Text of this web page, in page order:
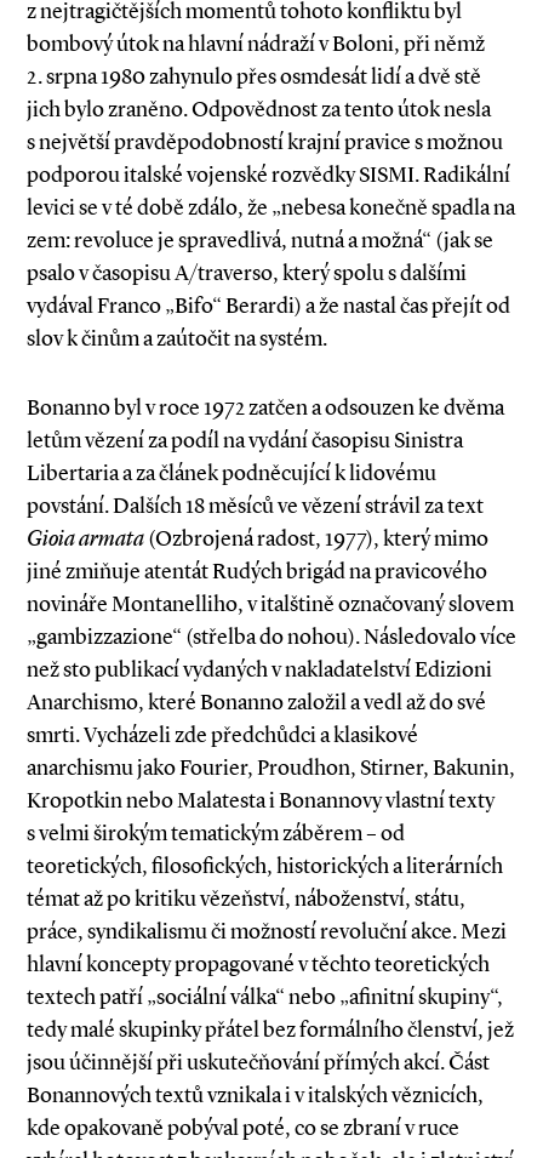
z nejtragičtějších momentů tohoto konfliktu byl
bombový útok na hlavní nádraží v Boloni, při němž
2. srpna 1980 zahynulo přes osmdesát lidí a dvě stě
jich bylo zraněno. Odpovědnost za tento útok nesla
s největší pravděpodobností krajní pravice s možnou
podporou italské vojenské rozvědky SISMI. Radikální
levici se v té době zdálo, že „nebesa konečně spadla na
zem: revoluce je spravedlivá, nutná a možná“ (jak se
psalo v časopisu A/traverso, který spolu s dalšími
vydával Franco „Bifo“ Berardi) a že nastal čas přejít od
slov k činům a zaútočit na systém.
Bonanno byl v roce 1972 zatčen a odsouzen ke dvěma
letům vězení za podíl na vydání časopisu Sinistra
Libertaria a za článek podněcující k lidovému
povstání. Dalších 18 měsíců ve vězení strávil za text
Gioia armata(Ozbrojená radost, 1977), který mimo
jiné zmiňuje atentát Rudých brigád na pravicového
novináře Montanelliho, v italštině označovaný slovem
„gambizzazione“ (střelba do nohou). Následovalo více
než sto publikací vydaných v nakladatelství Edizioni
Anarchismo, které Bonanno založil a vedl až do své
smrti. Vycházeli zde předchůdci a klasikové
anarchismu jako Fourier, Proudhon, Stirner, Bakunin,
Kropotkin nebo Malatesta i Bonannovy vlastní texty
s velmi širokým tematickým záběrem – od
teoretických, filosofických, historických a literárních
témat až po kritiku vězeňství, náboženství, státu,
práce, syndikalismu či možností revoluční akce. Mezi
hlavní koncepty propagované v těchto teoretických
textech patří „sociální válka“ nebo „afinitní skupiny“,
tedy malé skupinky přátel bez formálního členství, jež
jsou účinnější při uskutečňování přímých akcí. Část
Bonannových textů vznikala i v italských věznicích,
kde opakovaně pobýval poté, co se zbraní v ruce